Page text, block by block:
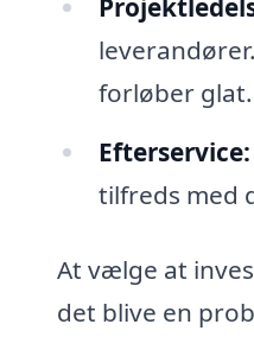
forløber glat.
Efterservice:
tilfreds med
At vælge at
det blive en